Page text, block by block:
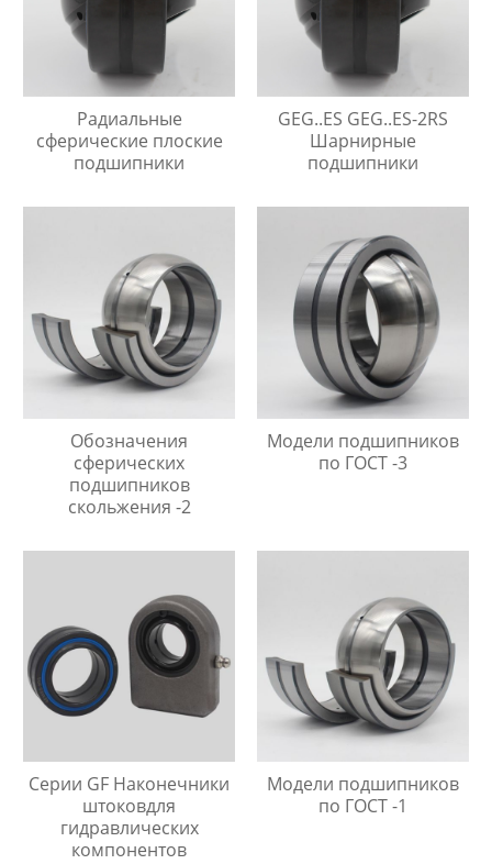
Радиальные
сферические плоские
подшипники
GEG..ES GEG..ES-2RS
Шарнирные
подшипники
Обозначения
сферических
подшипников
скольжения -2
Модели подшипников
по ГОСТ -3
Серии GF Наконечники
штоковдля
гидравлических
компонентов
Модели подшипников
по ГОСТ -1